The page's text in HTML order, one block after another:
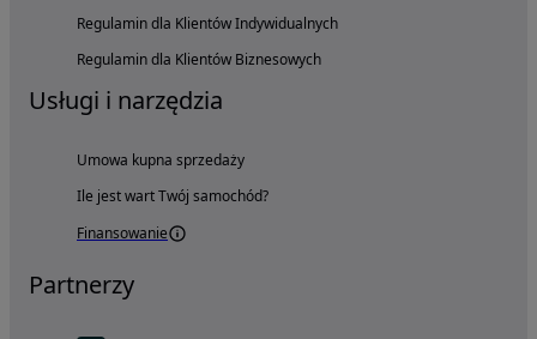
Regulamin dla Klientów Indywidualnych
Regulamin dla Klientów Biznesowych
Usługi i narzędzia
Umowa kupna sprzedaży
Ile jest wart Twój samochód?
Finansowanie
Partnerzy